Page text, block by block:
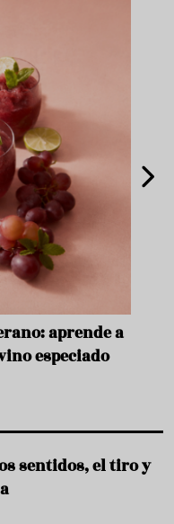
aprende a
especiado
sentidos, el tiro y